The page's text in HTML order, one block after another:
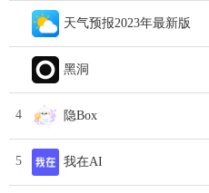
天气预报2023年最新版
黑洞
4 隐Box
5 我在AI